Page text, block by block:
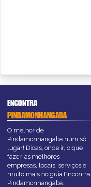
ENCONTRA
PINDAMONHANGABA
O melhor de
Pindamonhangaba num só
lugar! Dicas, onde ir, o que
fazer, as melhores
empresas, locais, serviços e
muito mais no guia Encontra
Pindamonhangaba.